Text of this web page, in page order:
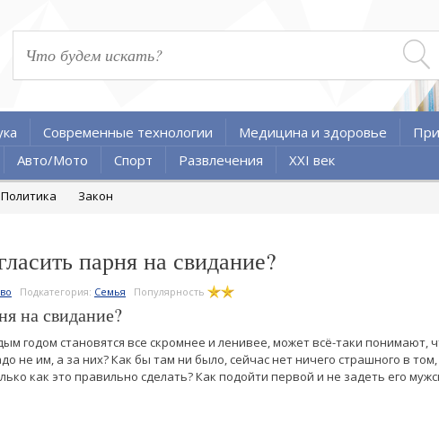
Современные технологии Медицина и здоровье
Авто/Мото Спорт Развлечения XXI век
Политика Закон
парня на свидание?
Подкатегория: Семья Популярность
на свидание?
годом становятся все скромнее и ленивее, может всё-таки понимают,
не им, а за них? Как бы там ни было, сейчас нет ничего страшного в
как это правильно сделать? Как подойти первой и не задеть его